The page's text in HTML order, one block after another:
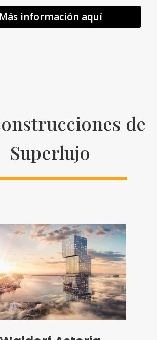
Más información aquí
de
Superlujo